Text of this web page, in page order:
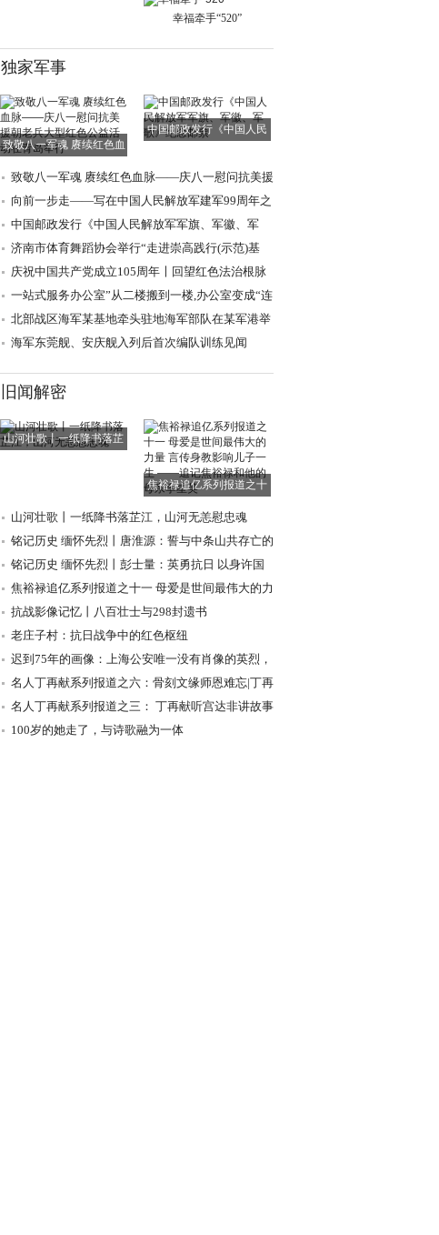
幸福牵手“520”
独家军事
致敬八一军魂 赓续红色血
中国邮政发行《中国人民
致敬八一军魂 赓续红色血脉——庆八一慰问抗美援
朝老兵大型红色
向前一步走——写在中国人民解放军建军99周年之
际
中国邮政发行《中国人民解放军军旗、军徽、军
歌》纪念邮票
济南市体育舞蹈协会举行“走进崇高践行(示范)基
地”挂牌仪式
庆祝中国共产党成立105周年〡回望红色法治根脉
讲述强军法治使
一站式服务办公室”从二楼搬到一楼,办公室变成“连
心桥”
北部战区海军某基地牵头驻地海军部队在某军港举
行开放活动
海军东莞舰、安庆舰入列后首次编队训练见闻
旧闻解密
山河壮歌丨一纸降书落芷
焦裕禄追亿系列报道之十
山河壮歌丨一纸降书落芷江，山河无恙慰忠魂
铭记历史 缅怀先烈丨唐淮源：誓与中条山共存亡的
抗日英烈
铭记历史 缅怀先烈丨彭士量：英勇抗日 以身许国
焦裕禄追亿系列报道之十一 母爱是世间最伟大的力
量 言传身教
抗战影像记忆丨八百壮士与298封遗书
老庄子村：抗日战争中的红色枢纽
迟到75年的画像：上海公安唯一没有肖像的英烈，
重现年轻模样
名人丁再献系列报道之六：骨刻文缘师恩难忘|丁再
献忆路遥教授
名人丁再献系列报道之三： 丁再献听宫达非讲故事
游栈桥
100岁的她走了，与诗歌融为一体